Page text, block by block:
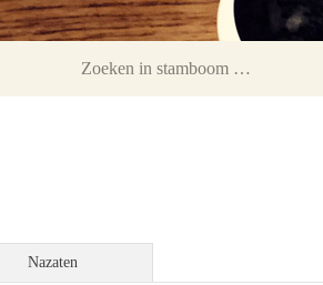
Nazaten